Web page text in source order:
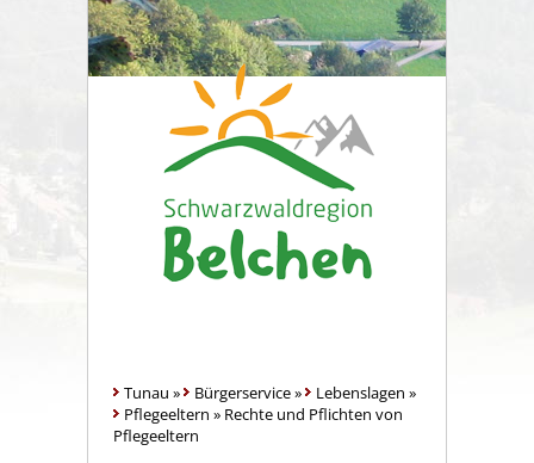
Tunau » Bürgerservice» Lebenslagen »
Pflegeeltern » Rechte und Pflichten von
Pflegeeltern